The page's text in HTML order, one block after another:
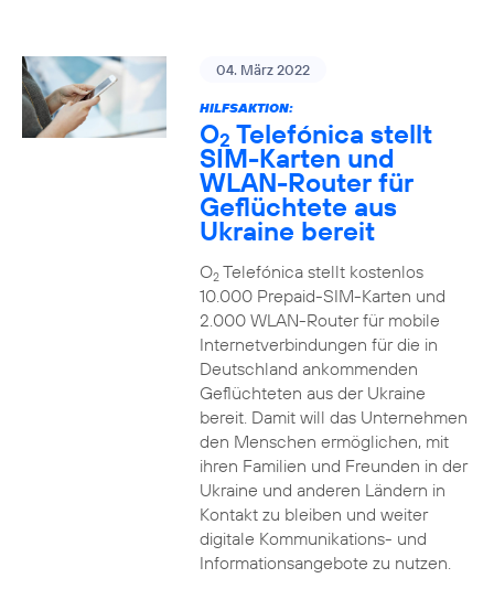
04. März 2022
HILFSAKTION:
O2 Telefónica stellt
SIM-Karten und
WLAN-Router für
Geflüchtete aus
Ukraine bereit
O2Telefónica stellt kostenlos
10.000 Prepaid-SIM-Karten und
2.000 WLAN-Router für mobile
Internetverbindungen für die in
Deutschland ankommenden
Geflüchteten aus der Ukraine
bereit. Damit will das Unternehmen
den Menschen ermöglichen, mit
ihren Familien und Freunden in der
Ukraine und anderen Ländern in
Kontakt zu bleiben und weiter
digitale Kommunikations- und
Informationsangebote zu nutzen.